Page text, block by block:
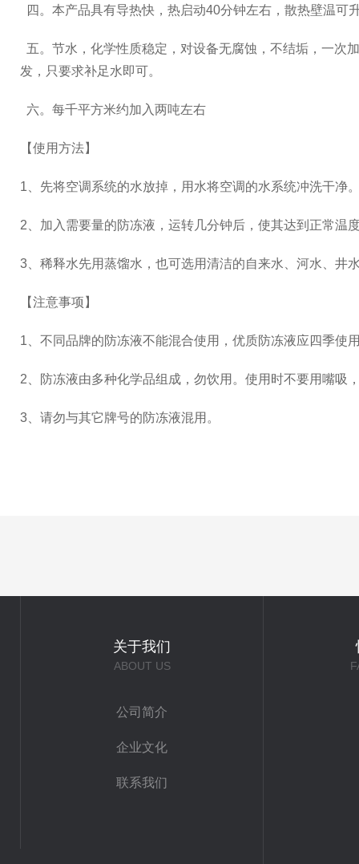
四。本产品具有导热快，热启动40分钟左右，散热壁温可
五。节水，化学性质稳定，对设备无腐蚀，不结垢，一次
发，只要求补足水即可。
六。每千平方米约加入两吨左右
【使用方法】
1、先将空调系统的水放掉，用水将空调的水系统冲洗干净
2、加入需要量的防冻液，运转几分钟后，使其达到正常温
3、稀释水先用蒸馏水，也可选用清洁的自来水、河水、井
【注意事项】
1、不同品牌的防冻液不能混合使用，优质防冻液应四季使
2、防冻液由多种化学品组成，勿饮用。使用时不要用嘴吸
3、请勿与其它牌号的防冻液混用。
关于我们
ABOUT US
公司简介
企业文化
联系我们